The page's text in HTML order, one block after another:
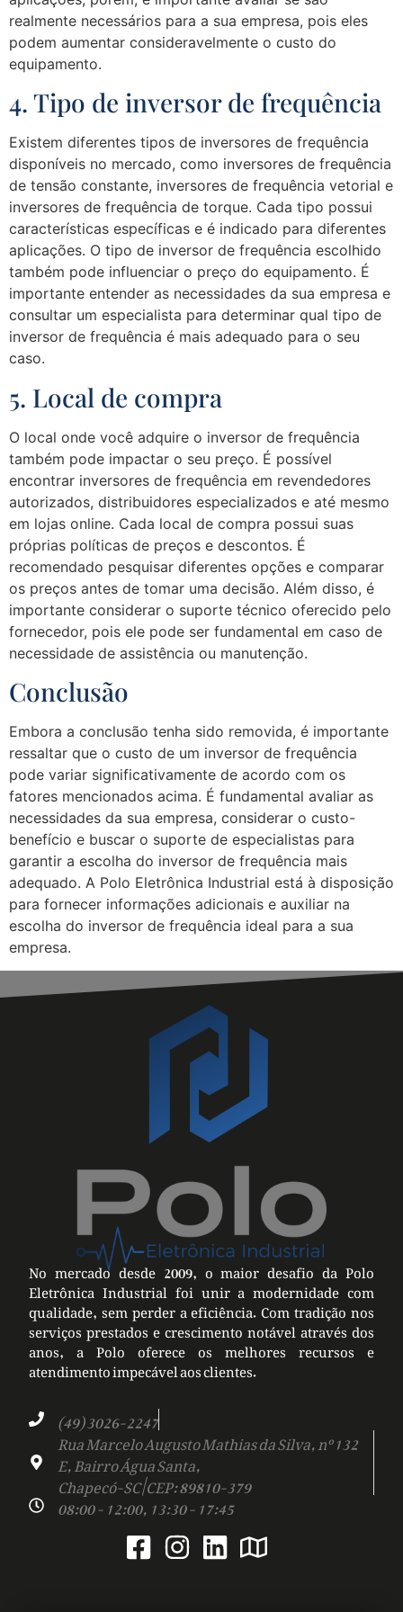
realmente necessários para a sua empresa, pois eles
podem aumentar consideravelmente o custo do
equipamento.
4. Tipo de inversor de frequência
Existem diferentes tipos de inversores de frequência
disponíveis no mercado, como inversores de frequência
de tensão constante, inversores de frequência vetorial e
inversores de frequência de torque. Cada tipo possui
características específicas e é indicado para diferentes
aplicações. O tipo de inversor de frequência escolhido
também pode influenciar o preço do equipamento. É
importante entender as necessidades da sua empresa e
consultar um especialista para determinar qual tipo de
inversor de frequência é mais adequado para o seu
caso.
5. Local de compra
O local onde você adquire o inversor de frequência
também pode impactar o seu preço. É possível
encontrar inversores de frequência em revendedores
autorizados, distribuidores especializados e até mesmo
em lojas online. Cada local de compra possui suas
próprias políticas de preços e descontos. É
recomendado pesquisar diferentes opções e comparar
os preços antes de tomar uma decisão. Além disso, é
importante considerar o suporte técnico oferecido pelo
fornecedor, pois ele pode ser fundamental em caso de
necessidade de assistência ou manutenção.
Conclusão
Embora a conclusão tenha sido removida, é importante
ressaltar que o custo de um inversor de frequência
pode variar significativamente de acordo com os
fatores mencionados acima. É fundamental avaliar as
necessidades da sua empresa, considerar o custo-
benefício e buscar o suporte de especialistas para
garantir a escolha do inversor de frequência mais
adequado. A Polo Eletrônica Industrial está à disposição
para fornecer informações adicionais e auxiliar na
escolha do inversor de frequência ideal para a sua
empresa.
No mercado desde 2009, o maior desafio da Polo
Eletrônica Industrial foi unir a modernidade com
qualidade, sem perder a eficiência. Com tradição nos
serviços prestados e crescimento notável através dos
anos, a Polo oferece os melhores recursos e
atendimento impecável aos clientes.
(49) 3026-2247
Rua Marcelo Augusto Mathias da Silva, nº 132
E, Bairro Água Santa,
Chapecó-SC | CEP: 89810-379
08:00 - 12:00, 13:30 - 17:45